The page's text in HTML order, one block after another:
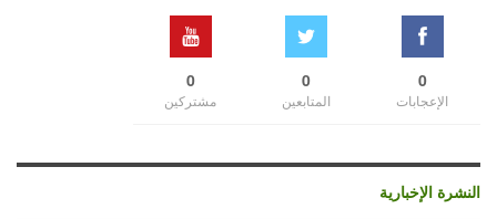
0
الإعجابات
0
المتابعين
0
مشتركين
النشرة الإخبارية